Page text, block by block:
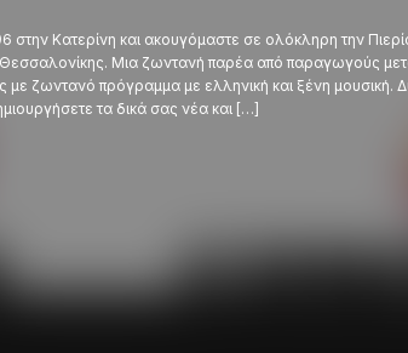
στην Κατερίνη και ακουγόμαστε σε ολόκληρη την
Θεσσαλονίκης. Μια ζωντανή παρέα από παραγωγούς
ζωντανό πρόγραμμα με ελληνική και ξένη μουσική.
τα δικά σας νέα και […]